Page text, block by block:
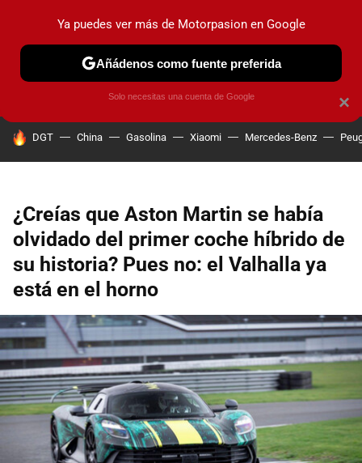
PRUEBAS COCHES ELÉCTRICOS OBSERVATORIO
HOY SE HABLA DE
DGT China Gasolina Xiaomi Mercedes-Benz
¿Creías que Aston Martin se había
olvidado del primer coche híbrido de
su historia? Pues no: el Valhalla ya
está en el horno
×
Ya puedes ver más de Motorpasion en Google
Añádenos como fuente preferida
Solo necesitas una cuenta de Google